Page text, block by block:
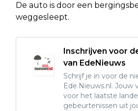
De auto is door een
weggesleept.
Inschrijven voor
van EdeNieuws
Schrijf je in voor de
Ede.Nieuws.nl. Jouw
voor het laatste
gebeurtenissen uit